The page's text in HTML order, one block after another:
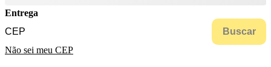
Entrega
Buscar
Não sei meu CEP